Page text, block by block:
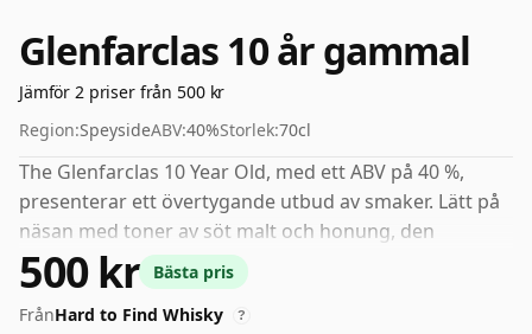
Glenfarclas 10 år gammal
Jämför 2 priser från 500 kr
Region:SpeysideABV:40%Storlek:70cl
The Glenfarclas 10 Year Old, med ett ABV på 40 %,
presenterar ett övertygande utbud av smaker. Lätt på
näsan med toner av söt malt och honung, den
utvecklas snabbt för att avslöja en delikat antydan av
russin. På gommen är den subtilt söt, understryks av
en maltig foundation och avslutas med bara en liten
500 kr
Bästa pris
FrånHard to Find Whisky ?